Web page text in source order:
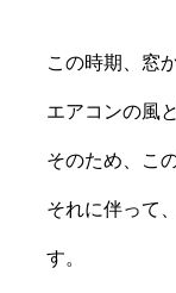
この時期、窓
エアコンの風
そのため、こ
それに伴って
す。